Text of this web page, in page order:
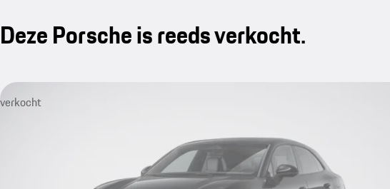
Deze Porsche is reeds verkocht.
verkocht